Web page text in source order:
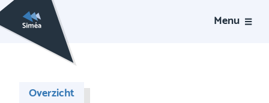
Menu
Overzicht